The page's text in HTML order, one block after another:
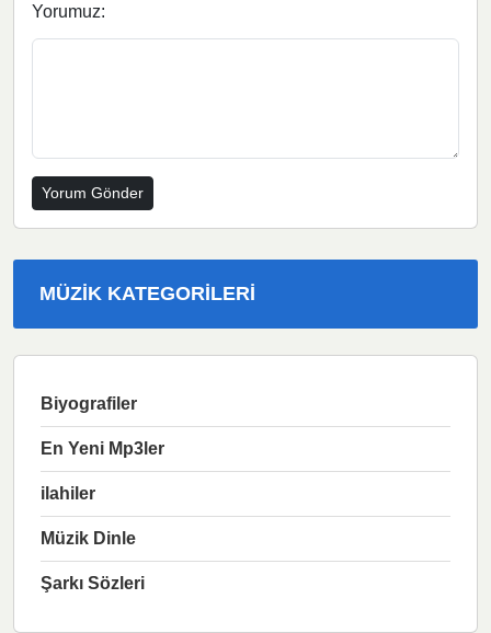
Yorumuz:
MÜZIK KATEGORILERI
Biyografiler
En Yeni Mp3ler
ilahiler
Müzik Dinle
Şarkı Sözleri